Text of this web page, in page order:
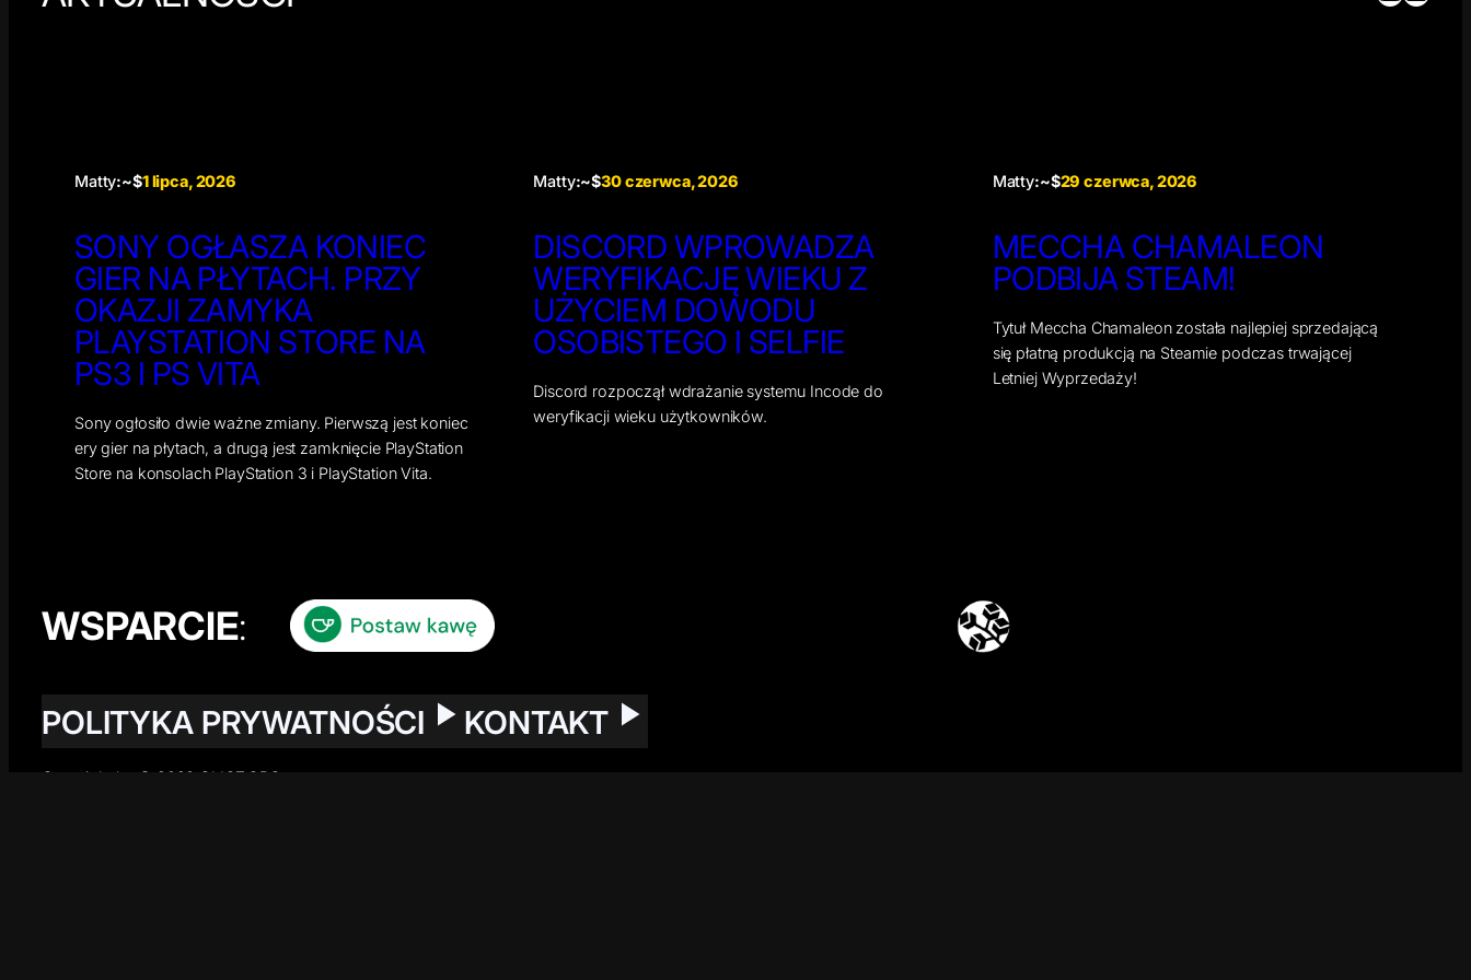
Matty:~$1 lipca, 2026
SONY OGŁASZA KONIEC
GIER NA PŁYTACH. PRZY
OKAZJI ZAMYKA
PLAYSTATION STORE NA
PS3 I PS VITA
Sony ogłosiło dwie ważne zmiany. Pierwszą jest koniec
ery gier na płytach, a drugą jest zamknięcie PlayStation
Store na konsolach PlayStation 3 i PlayStation Vita.
Matty:~$30 czerwca, 2026
DISCORD WPROWADZA
WERYFIKACJĘ WIEKU Z
UŻYCIEM DOWODU
OSOBISTEGO I SELFIE
Discord rozpoczął wdrażanie systemu Incode do
weryfikacji wieku użytkowników.
Matty:~$29 czerwca, 2026
MECCHA CHAMALEON
PODBIJA STEAM!
Tytuł Meccha Chamaleon została najlepiej sprzedającą
się płatną produkcją na Steamie podczas trwającej
Letniej Wyprzedaży!
WSPARCIE:
POLITYKA PRYWATNOŚCI KONTAKT
Copyright by © 2026 GLICZ.ORG